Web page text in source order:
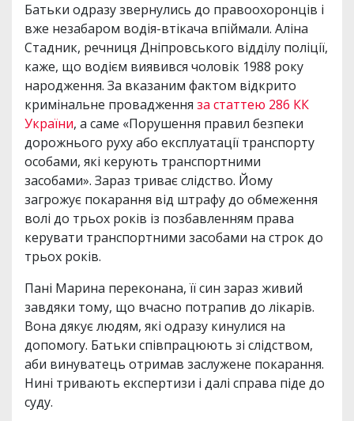
Батьки одразу звернулись до правоохоронців і
вже незабаром водія-втікача впіймали. Аліна
Стадник, речниця Дніпровського відділу поліції,
каже, що водієм виявився чоловік 1988 року
народження. За вказаним фактом відкрито
кримінальне провадження за статтею 286 КК
України, а саме «Порушення правил безпеки
дорожнього руху або експлуатації транспорту
особами, які керують транспортними
засобами». Зараз триває слідство. Йому
загрожує покарання від штрафу до обмеження
волі до трьох років із позбавленням права
керувати транспортними засобами на строк до
трьох років.
Пані Марина переконана, її син зараз живий
завдяки тому, що вчасно потрапив до лікарів.
Вона дякує людям, які одразу кинулися на
допомогу. Батьки співпрацюють зі слідством,
аби винуватець отримав заслужене покарання.
Нині тривають експертизи і далі справа піде до
суду.